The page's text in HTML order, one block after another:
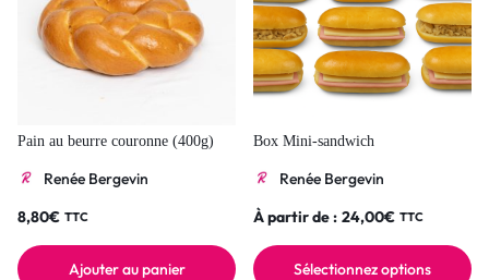
Pain au beurre couronne (400g)
Renée Bergevin
8,80€ TTC
Ajouter au panier
Box Mini-sandwich
Renée Bergevin
À partir de : 24,00€ TTC
Sélectionnez options